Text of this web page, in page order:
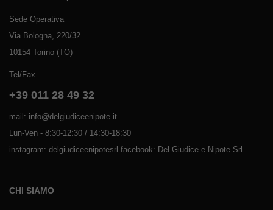
Sede Operativa
Via Bologna, 220/32
10154 Torino (TO)
Tel/Fax
+39 011 28 49 32
mail: info@delgiudiceenipote.it
Lun-Ven - 8:30-12:30 / 14:30-18:30
instagram: delgiudiceenipotesrl facebook: Del Giudice e Nipote Srl
CHI SIAMO